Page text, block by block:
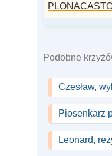
Podobne
Czesław,
Piosenkarz
Leonard,